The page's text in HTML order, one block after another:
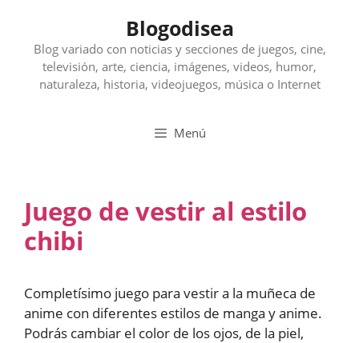
contenido
Blogodisea
Blog variado con noticias y secciones de juegos, cine,
televisión, arte, ciencia, imágenes, videos, humor,
naturaleza, historia, videojuegos, música o Internet
Menú
Juego de vestir al estilo
chibi
Completísimo juego para vestir a la muñeca de
anime con diferentes estilos de manga y anime.
Podrás cambiar el color de los ojos, de la piel,